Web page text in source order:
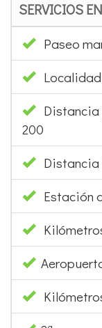
Localidad:
Distancia
200
Distancia
Estación
2ª